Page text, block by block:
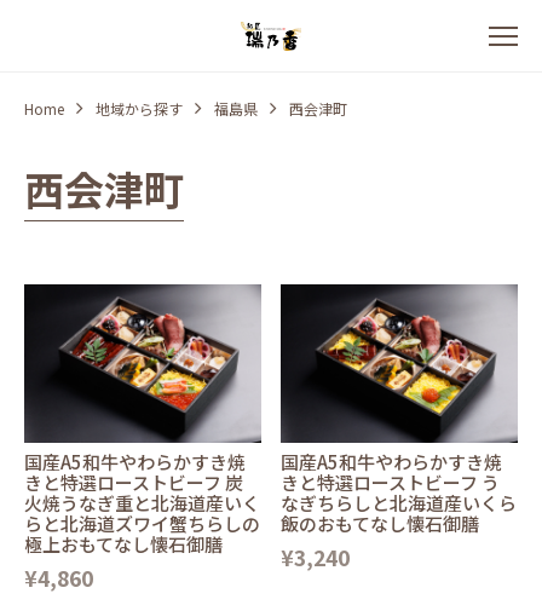
Home 地域から探す 福島県 西会津町
西会津町
国産A5和牛やわらかすき焼
きと特選ローストビーフ 炭
火焼うなぎ重と北海道産いく
らと北海道ズワイ蟹ちらしの
極上おもてなし懐石御膳
¥4,860
国産A5和牛やわらかすき焼
きと特選ローストビーフ う
なぎちらしと北海道産いくら
飯のおもてなし懐石御膳
¥3,240